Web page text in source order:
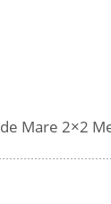
Mare 2×2